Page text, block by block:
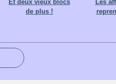
Et deux vieux blocs
de plus !
Les